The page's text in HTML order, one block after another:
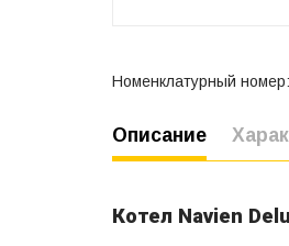
Номенклатурный
Описание
Котел Navien